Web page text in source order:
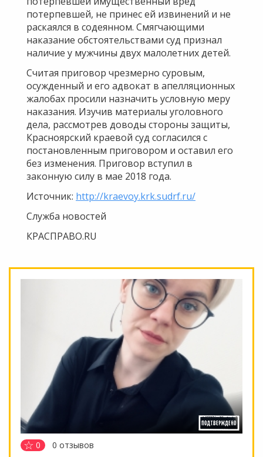
потерпевшей, не принес ей извинений и не
раскаялся в содеянном. Смягчающими
наказание обстоятельствами суд признал
наличие у мужчины двух малолетних детей.
Считая приговор чрезмерно суровым,
осужденный и его адвокат в апелляционных
жалобах просили назначить условную меру
наказания. Изучив материалы уголовного
дела, рассмотрев доводы стороны защиты,
Красноярский краевой суд согласился с
постановленным приговором и оставил его
без изменения. Приговор вступил в
законную силу в мае 2018 года.
Источник: http://kraevoy.krk.sudrf.ru/
Служба новостей
КРАСПРАВО.RU
0 0 отзывов